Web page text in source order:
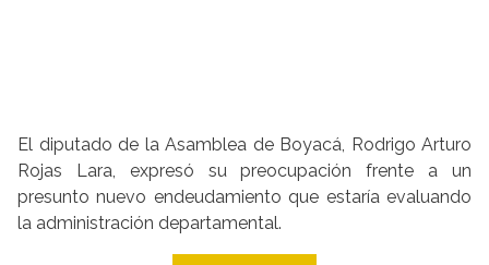
El diputado de la Asamblea de Boyacá, Rodrigo Arturo
Rojas Lara, expresó su preocupación frente a un
presunto nuevo endeudamiento que estaría evaluando
la administración departamental.